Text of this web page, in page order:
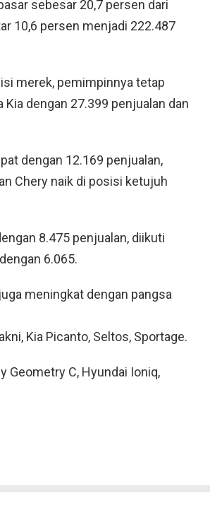
sebesar 20,7 persen dari
10,6 persen menjadi 222.487
merek, pemimpinnya tetap
dengan 27.399 penjualan dan
dengan 12.169 penjualan,
Chery naik di posisi ketujuh
8.475 penjualan, diikuti
6.065.
meningkat dengan pangsa
Kia Picanto, Seltos, Sportage.
Geometry C, Hyundai Ioniq,